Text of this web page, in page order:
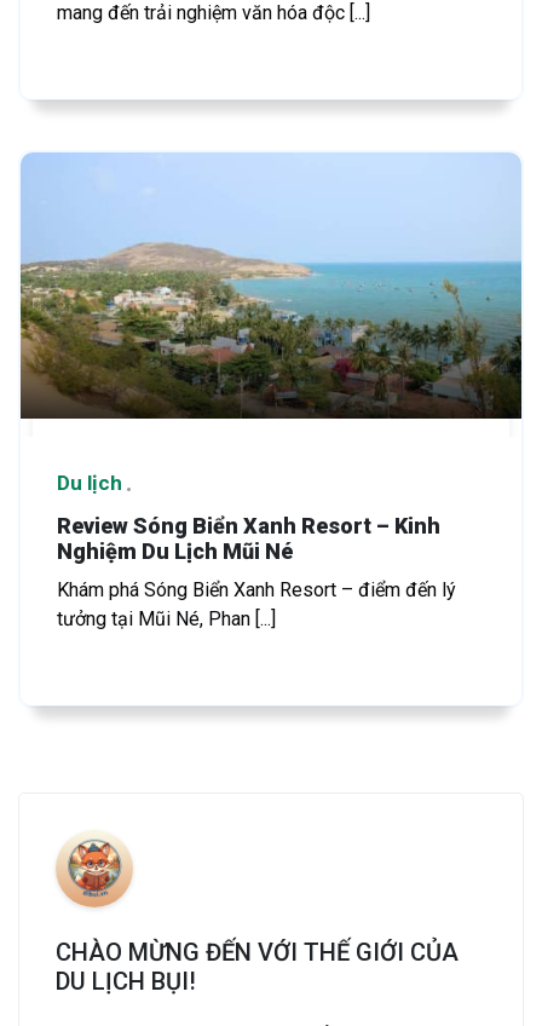
mang đến trải nghiệm văn hóa độc [...]
Du lịch
Review Sóng Biển Xanh Resort – Kinh
Nghiệm Du Lịch Mũi Né
Khám phá Sóng Biển Xanh Resort – điểm đến lý
tưởng tại Mũi Né, Phan [...]
CHÀO MỪNG ĐẾN VỚI THẾ GIỚI CỦA
DU LỊCH BỤI!